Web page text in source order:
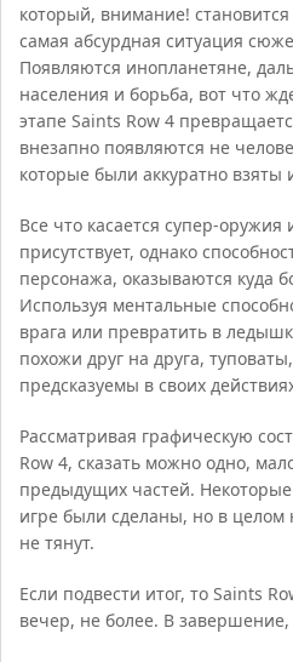
который, внимание!
самая абсурдная ситуация
Появляются инопланетяне,
населения и борьба, вот что
этапе Saints Row 4
внезапно появляются не
которые были аккуратно взяты
Все что касается супер-оружия
присутствует, однако
персонажа, оказываются куда
Используя ментальные
врага или превратить в
похожи друг на друга,
предсказуемы в своих
Рассматривая графическую
Row 4, сказать можно одно,
предыдущих частей.
игре были сделаны, но в целом
не тянут.
Если подвести итог, то Saints
вечер, не более. В